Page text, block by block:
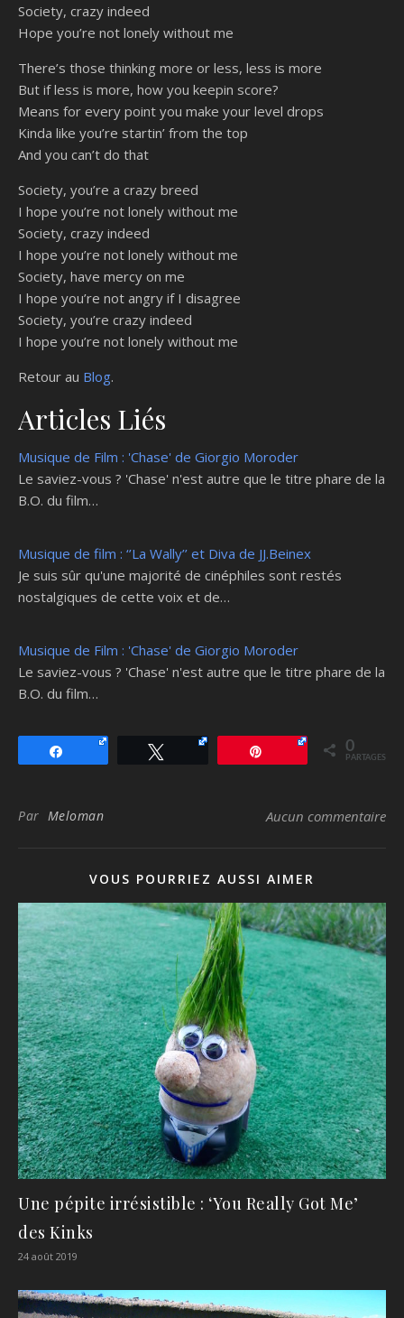
Society, crazy indeed
Hope you’re not lonely without me
There’s those thinking more or less, less is more
But if less is more, how you keepin score?
Means for every point you make your level drops
Kinda like you’re startin’ from the top
And you can’t do that
Society, you’re a crazy breed
I hope you’re not lonely without me
Society, crazy indeed
I hope you’re not lonely without me
Society, have mercy on me
I hope you’re not angry if I disagree
Society, you’re crazy indeed
I hope you’re not lonely without me
Retour au Blog.
Articles Liés
Musique de Film : 'Chase' de Giorgio Moroder
Le saviez-vous ? 'Chase' n'est autre que le titre phare de la
B.O. du film…
Musique de film : ‘’La Wally’’ et Diva de JJ.Beinex
Je suis sûr qu'une majorité de cinéphiles sont restés
nostalgiques de cette voix et de…
Musique de Film : 'Chase' de Giorgio Moroder
Le saviez-vous ? 'Chase' n'est autre que le titre phare de la
B.O. du film…
0
PARTAGES
Par Meloman Aucun commentaire
VOUS POURRIEZ AUSSI AIMER
Une pépite irrésistible : ‘You Really Got Me’
des Kinks
24 août 2019